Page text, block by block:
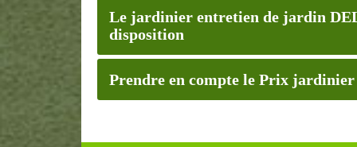
Le jardinier entretien de jardin
disposition
Prendre en compte le Prix